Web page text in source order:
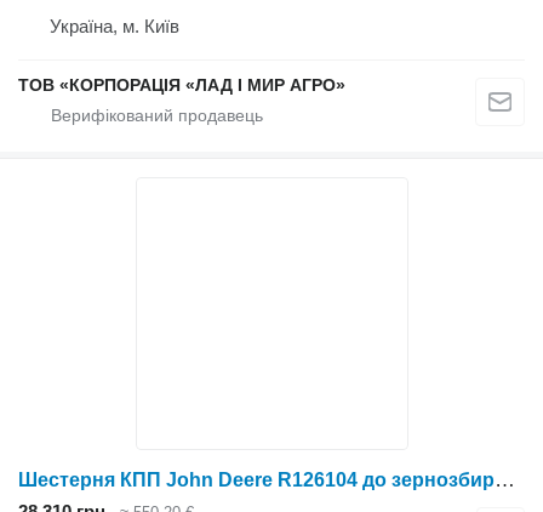
Україна, м. Київ
ТОВ «КОРПОРАЦІЯ «ЛАД І МИР АГРО»
Шестерня КПП John Deere R126104 до зернозбирального комбайна John Deere